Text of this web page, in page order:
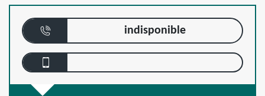
indisponible